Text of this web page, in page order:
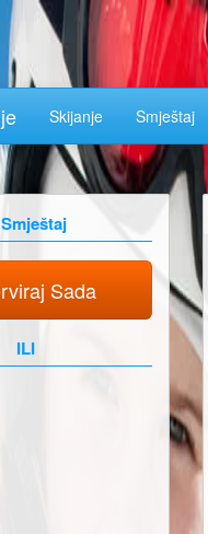
Skijanje Smještaj
Sada
ILI